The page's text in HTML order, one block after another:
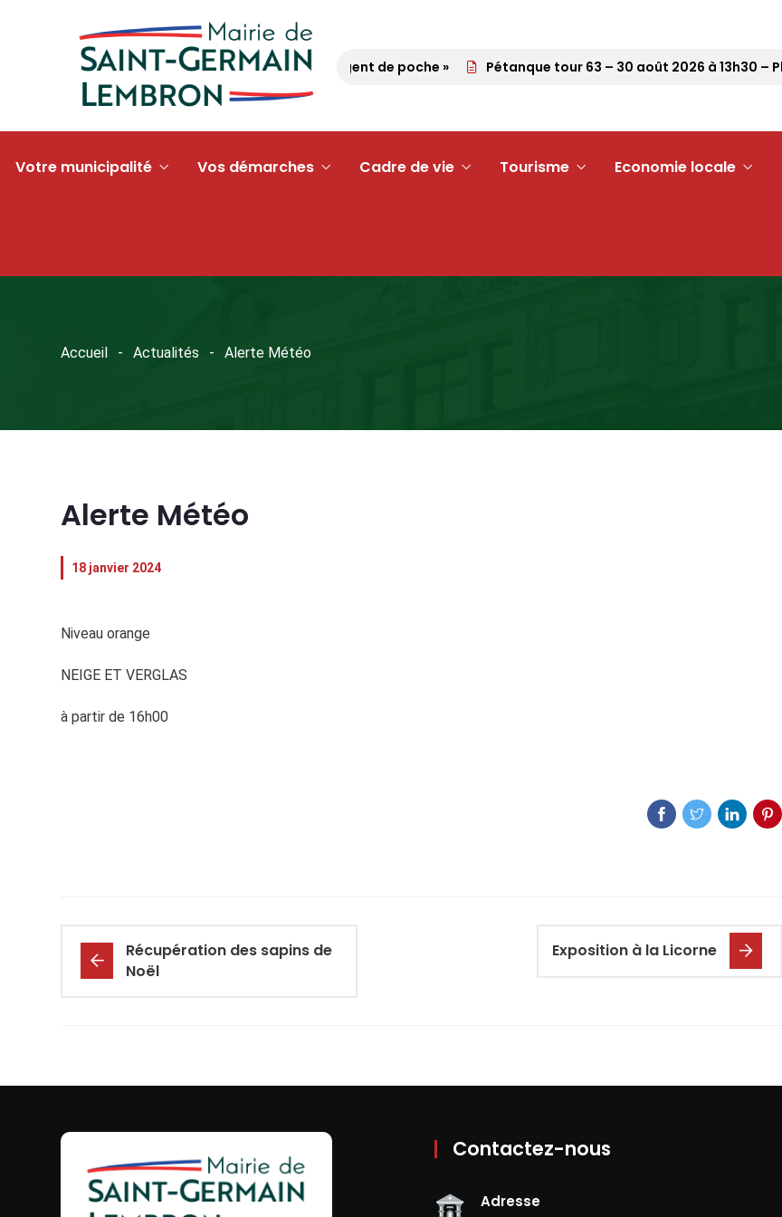
Opération « argent de poche » Pétanque tour 63 – 30 août 2026 à 13h30 –
Votre municipalité Vos démarches Cadre de vie Tourisme Economie locale
Accueil Actualités Alerte Météo
Alerte Météo
18 janvier 2024
Niveau orange
NEIGE ET VERGLAS
à partir de 16h00
Récupération des sapins de
Noël
Exposition à la Licorne
Contactez-nous
Adresse